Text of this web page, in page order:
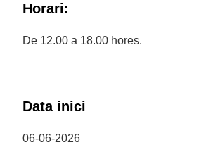
Horari:
De 12.00 a 18.00 hores.
Data inici
06-06-2026